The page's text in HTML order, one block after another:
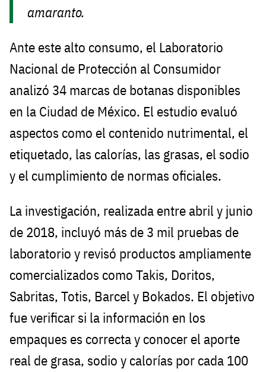
amaranto.
Ante este alto consumo, el Laboratorio
Nacional de Protección al Consumidor
analizó 34 marcas de botanas disponibles
en la Ciudad de México. El estudio evaluó
aspectos como el contenido nutrimental, el
etiquetado, las calorías, las grasas, el sodio
y el cumplimiento de normas oficiales.
La investigación, realizada entre abril y junio
de 2018, incluyó más de 3 mil pruebas de
laboratorio y revisó productos ampliamente
comercializados como Takis, Doritos,
Sabritas, Totis, Barcel y Bokados. El objetivo
fue verificar si la información en los
empaques es correcta y conocer el aporte
real de grasa, sodio y calorías por cada 100